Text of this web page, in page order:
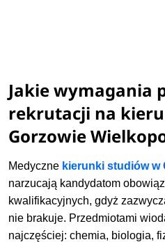
Jakie wymagania
rekrutacji na
Gorzowie
Medyczne kierunki studiów w
narzucają kandydatom
kwalifikacyjnych, gdyż
nie brakuje. Przedmiotami
najczęściej:chemia, biologia,